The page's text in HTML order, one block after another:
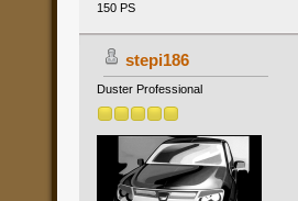
150 PS
stepi186
Duster Professional